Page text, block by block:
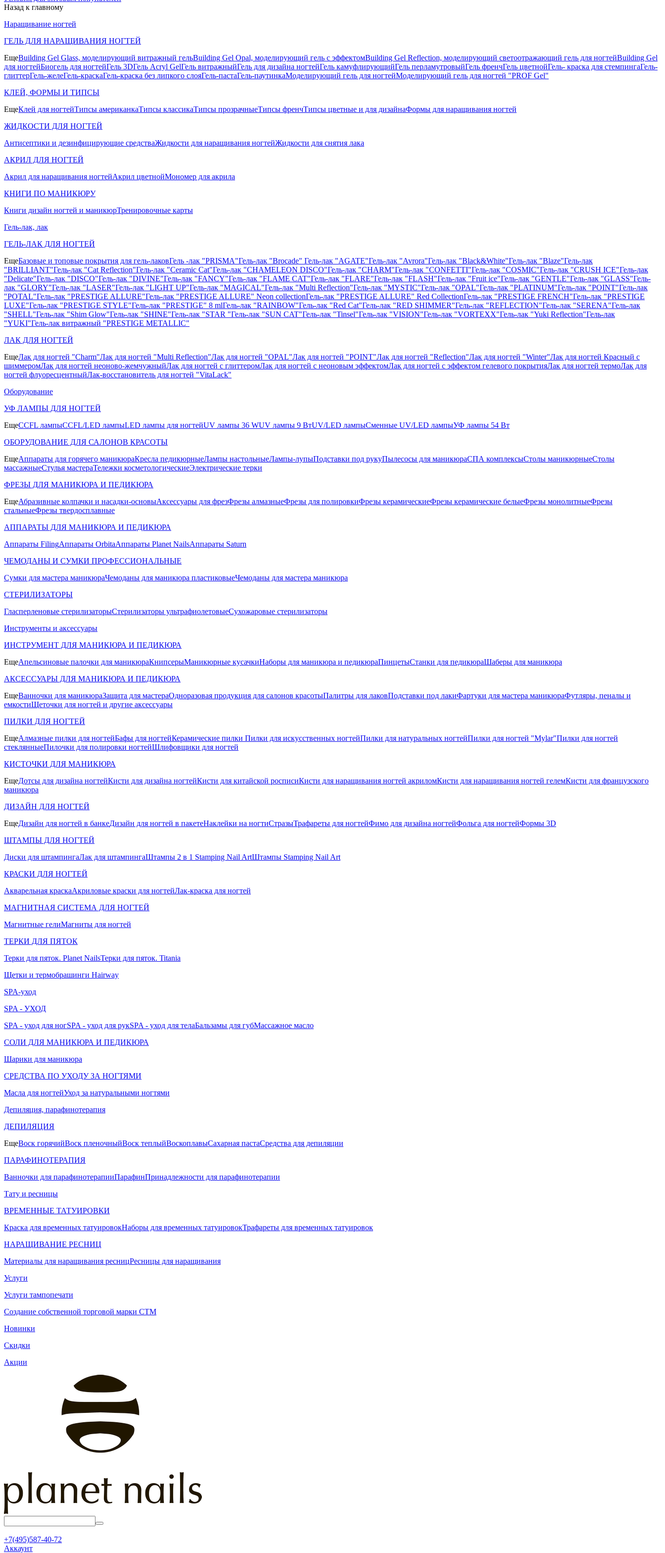
Назад к главному
Наращивание ногтей
ГЕЛЬ ДЛЯ НАРАЩИВАНИЯ НОГТЕЙ
ЕщеBuilding Gel Glass, моделирующий витражный гельBuilding Gel Opal, моделирующий гель с эффектомBuilding Gel Reflection, моделирующий светоотражающий гель для ногтейBuilding Gel
для ногтейБиогель для ногтейГель 3DГель Acryl GelГель витражныйГель для дизайна ногтейГель камуфлирующийГель перламутровыйГель френчГель цветнойГель- краска для стемпингаГель-
глиттерГель-желеГель-краскаГель-краска без липкого слояГель-пастаГель-паутинкаМоделирующий гель для ногтейМоделирующий гель для ногтей "PROF Gel"
КЛЕЙ, ФОРМЫ И ТИПСЫ
ЕщеКлей для ногтейТипсы американкаТипсы классикаТипсы прозрачныеТипсы френчТипсы цветные и для дизайнаФормы для наращивания ногтей
ЖИДКОСТИ ДЛЯ НОГТЕЙ
Антисептики и дезинфицирующие средстваЖидкости для наращивания ногтейЖидкости для снятия лака
АКРИЛ ДЛЯ НОГТЕЙ
Акрил для наращивания ногтейАкрил цветнойМономер для акрила
КНИГИ ПО МАНИКЮРУ
Книги дизайн ногтей и маникюрТренировочные карты
Гель-лак, лак
ГЕЛЬ-ЛАК ДЛЯ НОГТЕЙ
ЕщеБазовые и топовые покрытия для гель-лаковГель -лак "PRISMA"Гель-лак "Brocade" Гель-лак "AGATE"Гель-лак "Avrora"Гель-лак "Black&White"Гель-лак "Blaze"Гель-лак
"BRILLIANT"Гель-лак "Cat Reflection"Гель-лак "Ceramic Cat"Гель-лак "CHAMELEON DISCO"Гель-лак "CHARM"Гель-лак "CONFETTI"Гель-лак "COSMIC"Гель-лак "CRUSH ICE"Гель-лак
"Delicate"Гель-лак "DISCO"Гель-лак "DIVINE"Гель-лак "FANCY"Гель-лак "FLAME CAT"Гель-лак "FLARE"Гель-лак "FLASH"Гель-лак "Fruit ice"Гель-лак "GENTLE"Гель-лак "GLASS"Гель-
лак "GLORY"Гель-лак "LASER"Гель-лак "LIGHT UP"Гель-лак "MAGICAL"Гель-лак "Multi Reflection"Гель-лак "MYSTIC"Гель-лак "OPAL"Гель-лак "PLATINUM"Гель-лак "POINT"Гель-лак
"POTAL"Гель-лак "PRESTIGE ALLURE"Гель-лак "PRESTIGE ALLURE" Neon collectionГель-лак "PRESTIGE ALLURE" Red CollectionГель-лак "PRESTIGE FRENCH"Гель-лак "PRESTIGE
LUXE"Гель-лак "PRESTIGE STYLE"Гель-лак "PRESTIGE" 8 mlГель-лак "RAINBOW"Гель-лак "Red Cat"Гель-лак "RED SHIMMER"Гель-лак "REFLECTION"Гель-лак "SERENA"Гель-лак
"SHELL"Гель-лак "Shim Glow"Гель-лак "SHINE"Гель-лак "STAR "Гель-лак "SUN CAT"Гель-лак "Tinsel"Гель-лак "VISION"Гель-лак "VORTEXX"Гель-лак "Yuki Reflection"Гель-лак
"YUKI"Гель-лак витражный "PRESTIGE METALLIC"
ЛАК ДЛЯ НОГТЕЙ
ЕщеЛак для ногтей "Charm"Лак для ногтей "Multi Reflection"Лак для ногтей "OPAL"Лак для ногтей "POINT"Лак для ногтей "Reflection"Лак для ногтей "Winter"Лак для ногтей Красный с
шиммеромЛак для ногтей неоново-жемчужныйЛак для ногтей с глиттеромЛак для ногтей с неоновым эффектомЛак для ногтей с эффектом гелевого покрытияЛак для ногтей термоЛак для
ногтей флуоресцентныйЛак-восстановитель для ногтей "VitaLack"
Оборудование
УФ ЛАМПЫ ДЛЯ НОГТЕЙ
ЕщеCCFL лампыCCFL/LED лампыLED лампы для ногтейUV лампы 36 WUV лампы 9 ВтUV/LED лампыСменные UV/LED лампыУФ лампы 54 Вт
ОБОРУДОВАНИЕ ДЛЯ САЛОНОВ КРАСОТЫ
ЕщеАппараты для горячего маникюраКресла педикюрныеЛампы настольныеЛампы-лупыПодставки под рукуПылесосы для маникюраСПА комплексыСтолы маникюрныеСтолы
массажныеСтулья мастераТележки косметологическиеЭлектрические терки
ФРЕЗЫ ДЛЯ МАНИКЮРА И ПЕДИКЮРА
ЕщеАбразивные колпачки и насадки-основыАксессуары для фрезФрезы алмазныеФрезы для полировкиФрезы керамическиеФрезы керамические белыеФрезы монолитныеФрезы
стальныеФрезы твердосплавные
АППАРАТЫ ДЛЯ МАНИКЮРА И ПЕДИКЮРА
Аппараты FilingАппараты OrbitaАппараты Planet NailsАппараты Saturn
ЧЕМОДАНЫ И СУМКИ ПРОФЕССИОНАЛЬНЫЕ
Сумки для мастера маникюраЧемоданы для маникюра пластиковыеЧемоданы для мастера маникюра
СТЕРИЛИЗАТОРЫ
Гласперленовые стерилизаторыСтерилизаторы ультрафиолетовыеСухожаровые стерилизаторы
Инструменты и аксессуары
ИНСТРУМЕНТ ДЛЯ МАНИКЮРА И ПЕДИКЮРА
ЕщеАпельсиновые палочки для маникюраКнипсерыМаникюрные кусачкиНаборы для маникюра и педикюраПинцетыСтанки для педикюраШаберы для маникюра
АКСЕССУАРЫ ДЛЯ МАНИКЮРА И ПЕДИКЮРА
ЕщеВанночки для маникюраЗащита для мастераОдноразовая продукция для салонов красотыПалитры для лаковПодставки под лакиФартуки для мастера маникюраФутляры, пеналы и
емкостиЩеточки для ногтей и другие аксессуары
ПИЛКИ ДЛЯ НОГТЕЙ
ЕщеАлмазные пилки для ногтейБафы для ногтейКерамические пилки Пилки для искусственных ногтейПилки для натуральных ногтейПилки для ногтей "Mylar"Пилки для ногтей
стеклянныеПилочки для полировки ногтейШлифовщики для ногтей
КИСТОЧКИ ДЛЯ МАНИКЮРА
ЕщеДотсы для дизайна ногтейКисти для дизайна ногтейКисти для китайской росписиКисти для наращивания ногтей акриломКисти для наращивания ногтей гелемКисти для французского
маникюра
ДИЗАЙН ДЛЯ НОГТЕЙ
ЕщеДизайн для ногтей в банкеДизайн для ногтей в пакетеНаклейки на ногтиСтразыТрафареты для ногтейФимо для дизайна ногтейФольга для ногтейФормы 3D
ШТАМПЫ ДЛЯ НОГТЕЙ
Диски для штампингаЛак для штампингаШтампы 2 в 1 Stamping Nail ArtШтампы Stamping Nail Art
КРАСКИ ДЛЯ НОГТЕЙ
Акварельная краскаАкриловые краски для ногтейЛак-краска для ногтей
МАГНИТНАЯ СИСТЕМА ДЛЯ НОГТЕЙ
Магнитные гелиМагниты для ногтей
ТЕРКИ ДЛЯ ПЯТОК
Терки для пяток. Planet NailsТерки для пяток. Titania
Щетки и термобрашинги Hairway
SPA-уход
SPA - УХОД
SPA - уход для ногSPA - уход для рукSPA - уход для телаБальзамы для губМассажное масло
СОЛИ ДЛЯ МАНИКЮРА И ПЕДИКЮРА
Шарики для маникюра
СРЕДСТВА ПО УХОДУ ЗА НОГТЯМИ
Масла для ногтейУход за натуральными ногтями
Депиляция, парафинотерапия
ДЕПИЛЯЦИЯ
ЕщеВоск горячийВоск пленочныйВоск теплыйВоскоплавыСахарная пастаСредства для депиляции
ПАРАФИНОТЕРАПИЯ
Ванночки для парафинотерапииПарафинПринадлежности для парафинотерапии
Тату и ресницы
ВРЕМЕННЫЕ ТАТУИРОВКИ
Краска для временных татуировокНаборы для временных татуировокТрафареты для временных татуировок
НАРАЩИВАНИЕ РЕСНИЦ
Материалы для наращивания ресницРесницы для наращивания
Услуги
Услуги тампопечати
Создание собственной торговой марки СТМ
Новинки
Скидки
Акции
+7(495)587-40-72
Аккаунт